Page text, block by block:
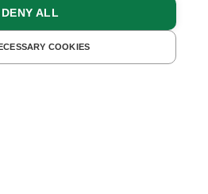
A QUOTE
DENY ALL
COOKIES